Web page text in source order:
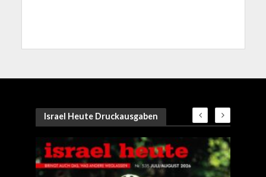
Israel Heute Druckausgaben